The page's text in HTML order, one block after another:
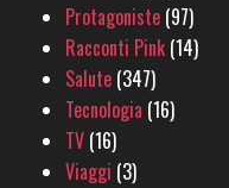
Protagoniste (97)
Racconti Pink (14)
Salute (347)
Tecnologia (16)
TV (16)
Viaggi (3)